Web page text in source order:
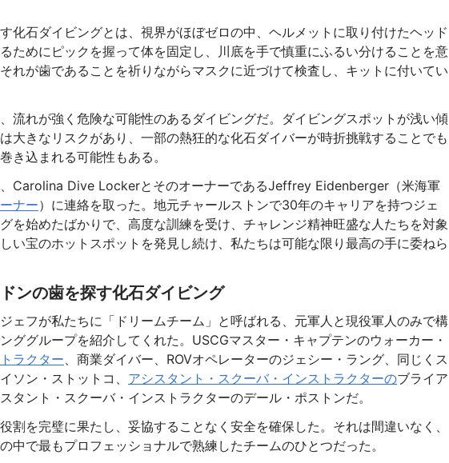
化石ダイビングとは、視界がほぼゼロの中、ヘルメットに取り付けたヘッド
ためにピックを握って体を固定し、川底を手で慎重にふるい分けることを意
れが歯であることを祈りながらマスクに近づけて検査し、キットに付いてい
流れが強く危険な可能性のあるダイビングだ。ダイビングスポットが浅い傾
大きなリスクがあり、一部の熱狂的な化石ダイバーが時折挑戦することでも
き込まれる可能性もある。
Carolina Dive LockerとそのオーナーであるJeffrey Eidenberger（米海軍
ナー）に連絡を取った。地元チャールストンで30年のキャリアを持つジェ
を始めたばかりで、高度な訓練を受け、チャレンジ精神旺盛な人たちを対象
い宝のホットスポットを発見し続け、私たちは可能な限り最高の手に委ねら
ンの歯を探す化石ダイビング
ェフが私たちに「ドリームチーム」と呼ばれる、元軍人と現役軍人のみで構
ググループを紹介してくれた。USCGマスター・キャプテンのウォーカー・
ラクター、商業ダイバー、ROVオペレーターのジェシー・ラング、同じくス
ソン・ストットコ、 アシスタント・スクーバ・インストラクターのブライア
タント・スクーバ・インストラクターのデール・ポストンだ。
割を完璧に果たし、妥協することなく安全を確保した。それは間違いなく、
中で最もプロフェッショナルで熟練したチームのひとつだった。